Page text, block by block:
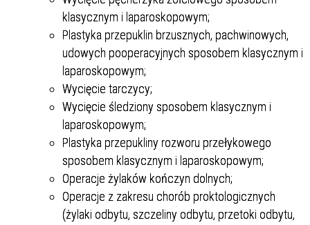
klasycznym i laparoskopowym;
Plastyka przepuklin brzusznych, pachwinowych,
udowych pooperacyjnych sposobem klasycznym i
laparoskopowym;
Wycięcie tarczycy;
Wycięcie śledziony sposobem klasycznym i
laparoskopowym;
Plastyka przepukliny rozworu przełykowego
sposobem klasycznym i laparoskopowym;
Operacje żylaków kończyn dolnych;
Operacje z zakresu chorób proktologicznych
(żylaki odbytu, szczeliny odbytu, przetoki odbytu,